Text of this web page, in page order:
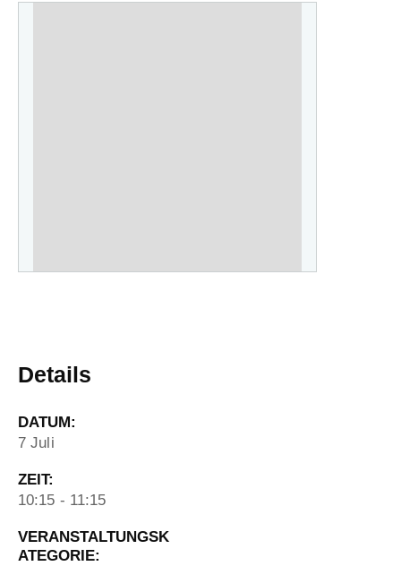
Details
DATUM:
7 Juli
ZEIT:
10:15 - 11:15
VERANSTALTUNGSK
ATEGORIE: